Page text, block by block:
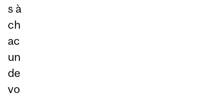
s à
ch
ac
un
de
vo